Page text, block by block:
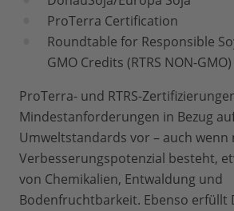
ProTerra Certification
Roundtable for Responsible
GMO Credits (RTRS NON-GMO)
ProTerra- und RTRS-
Mindestanforderungen in Bezug
Umweltstandards vor – auch wenn
Verbesserungspotenzial besteht,
von Chemikalien, Entwaldung und
Bodenfruchtbarkeit. Ebenso erfüllt